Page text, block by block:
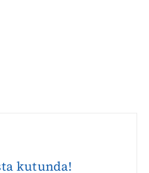
kutunda!